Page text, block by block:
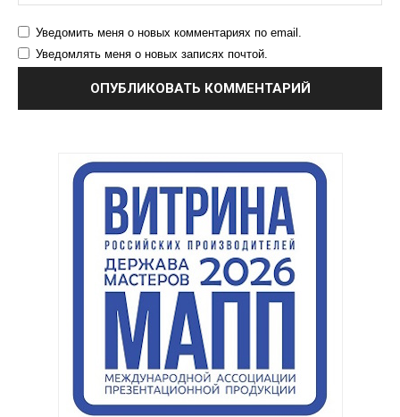
Уведомить меня о новых комментариях по email.
Уведомлять меня о новых записях почтой.